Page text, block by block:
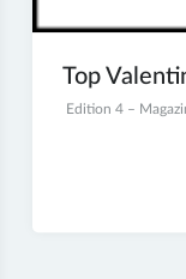
Top
2Edition 4 –